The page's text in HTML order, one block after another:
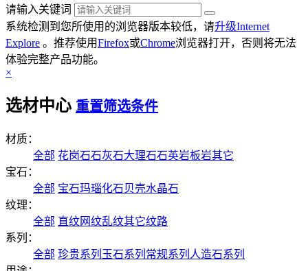
请输入关键词
系统检测到您所使用的浏览器版本较低，请升级Internet
Explore 。推荐使用Firefox或Chrome浏览器打开，否则将无法
体验完整产品功能。
×
选材中心 重置筛选条件
材质：
全部 花岗石石灰石大理石石英岩板岩其它
宝石：
全部 宝石玛瑙化石贝壳水晶石
纹理：
全部 直纹网纹乱纹其它纹路
系列：
全部 珍贵系列 玉石系列 常规系列 人造石系列